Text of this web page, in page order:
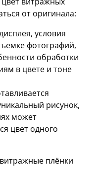
от оригинала:
условия
фотографий,
обработки
в цвете и тоне
рисунок,
может
цвет одного
плёнки